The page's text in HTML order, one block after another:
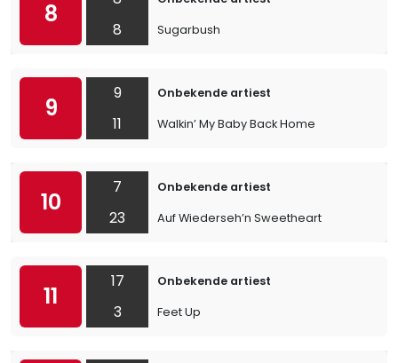
8
8
Sugarbush
9
9
11
Onbekende artiest
Walkin’ My Baby Back Home
10
7
23
Onbekende artiest
Auf Wiederseh’n Sweetheart
11
17
3
Onbekende artiest
Feet Up